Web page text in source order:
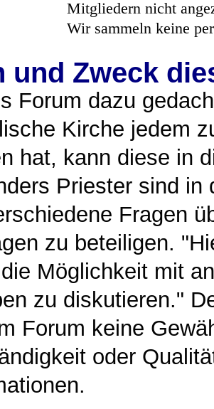
Mitgliedern nicht
Wir sammeln keine
und Zweck
Forum dazu
Kirche jedem
hat, kann diese in
Priester sind in
Fragen
zu beteiligen.
Möglichkeit mit
zu diskutieren."
Forum keine
oder